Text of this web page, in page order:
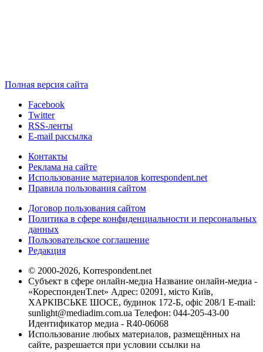
Полная версия сайта
Facebook
Twitter
RSS-ленты
E-mail рассылка
Контакты
Реклама на сайте
Использование материалов korrespondent.net
Правила пользования сайтом
Договор пользования сайтом
Политика в сфере конфиденциальности и персональных
данных
Пользовательское соглашение
Редакция
© 2000-2026, Korrespondent.net
Субъект в сфере онлайн-медиа Название онлайн-медиа -
«КореспонденТ.net» Адрес: 02091, місто Київ,
ХАРКІВСЬКЕ ШОСЕ, будинок 172-Б, офіс 208/1 E-mail:
sunlight@mediadim.com.ua Телефон: 044-205-43-00
Идентификатор медиа - R40-06068
Использование любых материалов, размещённых на
сайте, разрешается при условии ссылки на